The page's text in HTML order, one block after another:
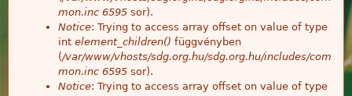
mon.inc 6595 sor).
Notice: Trying to access array offset on value of type
int element_children() függvényben
(/var/www/vhosts/sdg.org.hu/sdg.org.hu/includes/com
mon.inc 6595 sor).
Notice: Trying to access array offset on value of type